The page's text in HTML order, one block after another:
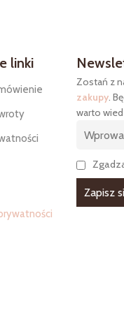
linki
Zostań z
zakupy.
warto